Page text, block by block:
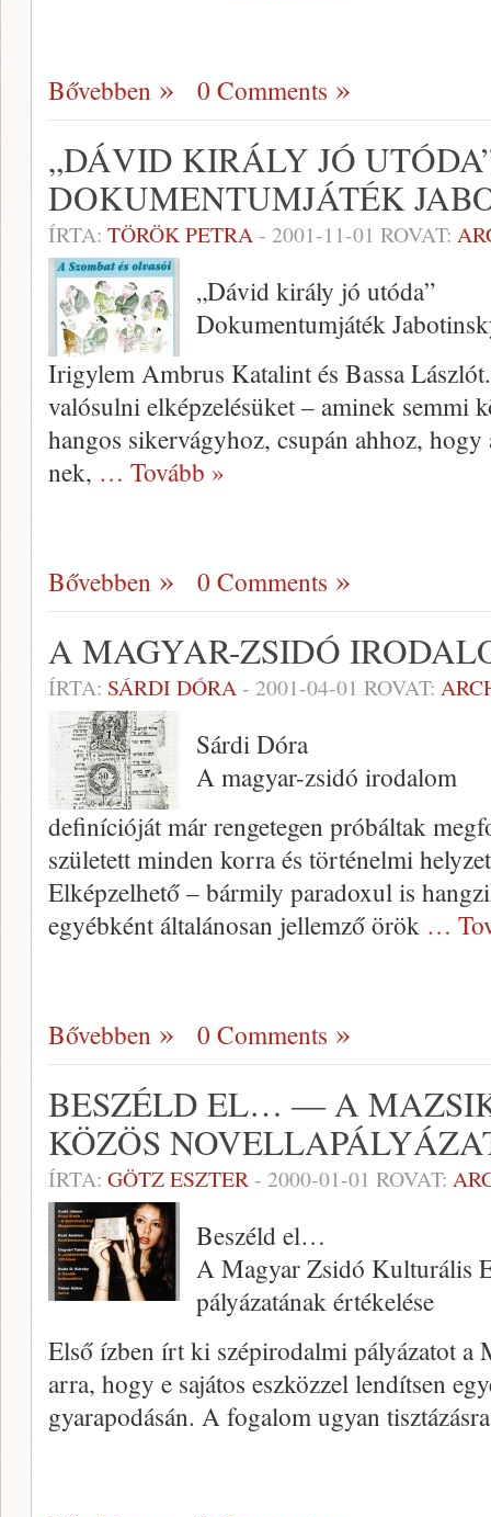
Bővebben 0 Comments
„DÁVID KIRÁLY JÓ
DOKUMENTUMJÁTÉK
ÍRTA: TÖRÖK PETRA- 2001-11-01 ROVAT:
„Dávid király jó utóda”
Dokumentumjáték
Irigylem Ambrus Katalint és Bassa
valósulni elképzelésüket – aminek semmi
hangos sikervágyhoz, csupán ahhoz,
nek, … Tovább »
Bővebben 0 Comments
A MAGYAR-ZSIDÓ
ÍRTA: SÁRDI DÓRA- 2001-04-01 ROVAT:
Sárdi Dóra
A magyar-zsidó irodalom
definícióját már rengetegen próbáltak
született minden korra és történelmi
Elképzelhető – bármily paradoxul is
egyébként általánosan jel­lemző örök …
Bővebben 0 Comments
BESZÉLD EL… — A
KÖZÖS
ÍRTA: GÖTZ ESZTER- 2000-01-01 ROVAT:
Beszéld el…
A Magyar Zsidó Kulturális
pályázatának értékelése
Első ízben írt ki szépirodalmi pályáza­tot a
arra, hogy e sajátos eszközzel lendítsen
gyarapodásán. A fogalom ugyan